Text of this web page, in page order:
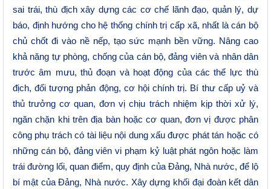
sai trái, thù địch xây dựng các cơ chế lãnh đạo, quản lý, dự
báo, định hướng cho hệ thống chính trị cấp xã, nhất là cán bộ
chủ chốt đi vào nề nếp, tạo sức mạnh bền vững. Nâng cao
khả năng tự phòng, chống của cán bộ, đảng viên và nhân dân
trước âm mưu, thủ đoạn và hoạt động của các thế lực thù
địch, đối tượng phản động, cơ hội chính trị. Bí thư cấp uỷ và
thủ trưởng cơ quan, đơn vị chịu trách nhiệm kịp thời xử lý,
ngăn chặn khi trên địa bàn hoặc cơ quan, đơn vị được phân
công phụ trách có tài liệu nội dung xấu được phát tán hoặc có
những cán bộ, đảng viên vi phạm kỷ luật phát ngôn hoặc làm
trái đường lối, quan điểm, quy định của Đảng, Nhà nước, để lộ
bí mật của Đảng, Nhà nước. Xây dựng khối đại đoàn kết dân